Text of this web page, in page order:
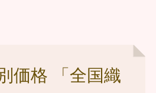
価格 「全国織